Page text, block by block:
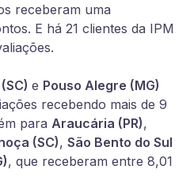
receberam uma
E há 21 clientes da IPM
e Pouso Alegre (MG)
recebendo mais de 9
para Araucária (PR),
(SC), São Bento do Sul
, que receberam entre 8,01